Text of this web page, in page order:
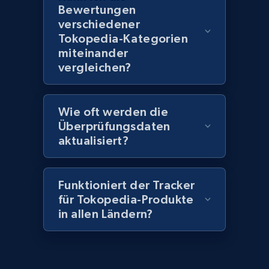
seller URL
URL, Title, Rating, Reviews, Initial price, Final
price, Currency, Stock, and more.
991+ 164+
Lazada - Products - Discover products by
brand URL
991+ 164+
Bewertungen
verschiedener
Tokopedia-Kategorien
miteinander
vergleichen?
Wie oft werden die
Überprüfungsdaten
aktualisiert?
Funktioniert der Tracker
für Tokopedia-Produkte
in allen Ländern?